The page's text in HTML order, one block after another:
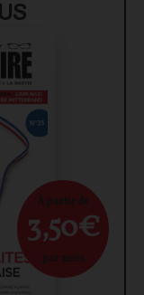
À partir de
3,50€
par mois